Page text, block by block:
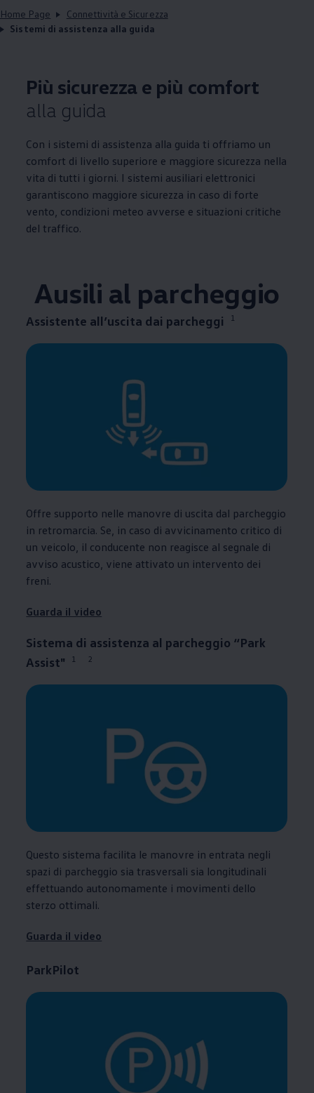
Home Page
Connettività e Sicurezza
Sistemi di assistenza alla guida
Più sicurezza e più comfort
alla guida
Con i sistemi di assistenza alla guida ti offriamo un
comfort di livello superiore e maggiore sicurezza nella
vita di tutti i giorni. I sistemi ausiliari elettronici
garantiscono maggiore sicurezza in caso di forte
vento, condizioni meteo avverse e situazioni critiche
del traffico.
Ausili al parcheggio
Assistente all’uscita dai parcheggi 1
Offre supporto nelle manovre di uscita dal parcheggio
in retromarcia. Se, in caso di avvicinamento critico di
un veicolo, il conducente non reagisce al segnale di
avviso acustico, viene attivato un intervento dei
freni.
Guarda il video
Sistema di assistenza al parcheggio “Park
Assist"
1 2
Questo sistema facilita le manovre in entrata negli
spazi di parcheggio sia trasversali sia longitudinali
effettuando autonomamente i movimenti dello
sterzo ottimali.
Guarda il video
ParkPilot